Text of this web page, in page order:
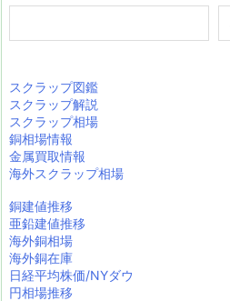
スクラップ図鑑
スクラップ解説
スクラップ相場
銅相場情報
金属買取情報
海外スクラップ相場
銅建値推移
亜鉛建値推移
海外銅相場
海外銅在庫
日経平均株価/NYダウ
円相場推移